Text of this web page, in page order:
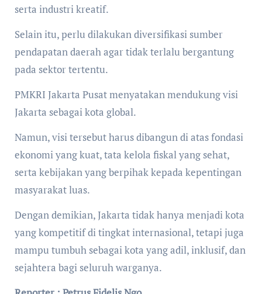
serta industri kreatif.
Selain itu, perlu dilakukan diversifikasi sumber
pendapatan daerah agar tidak terlalu bergantung
pada sektor tertentu.
PMKRI Jakarta Pusat menyatakan mendukung visi
Jakarta sebagai kota global.
Namun, visi tersebut harus dibangun di atas fondasi
ekonomi yang kuat, tata kelola fiskal yang sehat,
serta kebijakan yang berpihak kepada kepentingan
masyarakat luas.
Dengan demikian, Jakarta tidak hanya menjadi kota
yang kompetitif di tingkat internasional, tetapi juga
mampu tumbuh sebagai kota yang adil, inklusif, dan
sejahtera bagi seluruh warganya.